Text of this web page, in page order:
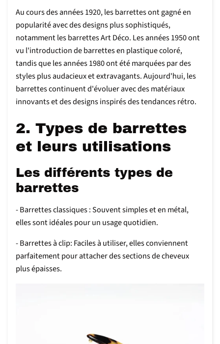
Au cours des années 1920, les barrettes ont gagné en
popularité avec des designs plus sophistiqués,
notamment les barrettes Art Déco. Les années 1950 ont
vu l'introduction de barrettes en plastique coloré,
tandis que les années 1980 ont été marquées par des
styles plus audacieux et extravagants. Aujourd'hui, les
barrettes continuent d'évoluer avec des matériaux
innovants et des designs inspirés des tendances rétro.
2. Types de barrettes
et leurs utilisations
Les différents types de
barrettes
- Barrettes classiques : Souvent simples et en métal,
elles sont idéales pour un usage quotidien.
- Barrettes à clip: Faciles à utiliser, elles conviennent
parfaitement pour attacher des sections de cheveux
plus épaisses.